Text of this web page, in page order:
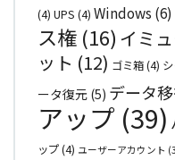
(4) UPS (4) Windows (6)
ス権 (16) イミ
ット (12) ゴミ箱(4)
ータ復元 (5) データ
アップ (39)
ップ(4) ユーザーアカウント